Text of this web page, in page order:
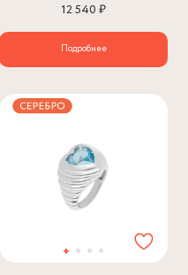
12 540 ₽
Подробнее